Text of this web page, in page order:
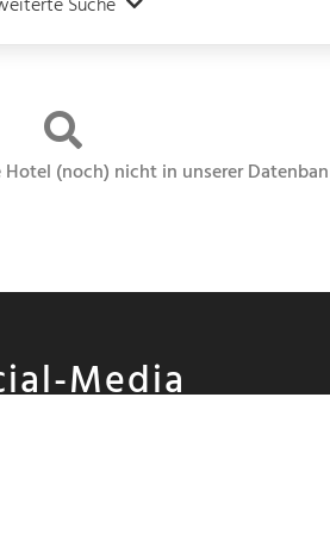
(noch) nicht in unserer
Media